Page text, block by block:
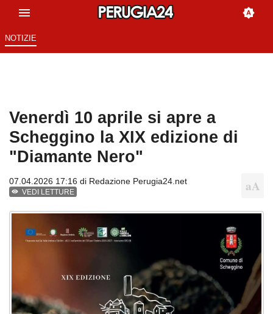
NOTIZIE
Venerdì 10 aprile si apre a
Scheggino la XIX edizione di
"Diamante Nero"
07.04.2026 17:16 di Redazione Perugia24.net
VEDI LETTURE